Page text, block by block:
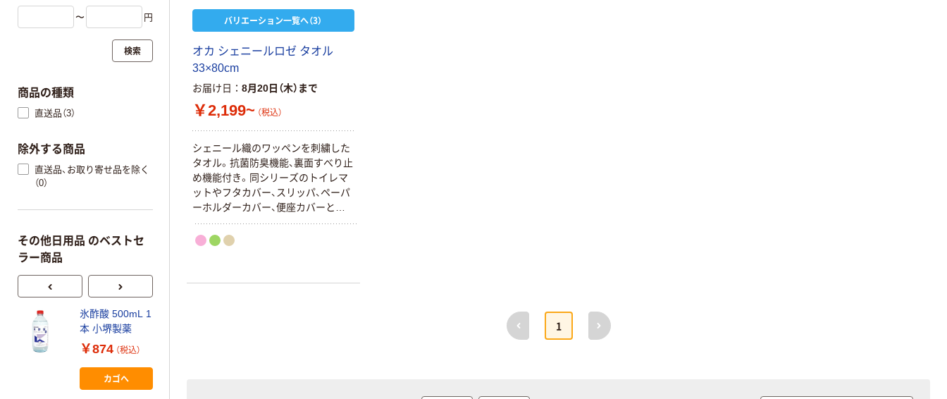
バリエーション一覧へ（3）
オカ シェニールロゼ タオル
33×80cm
お届け日 8月20日（木）まで
￥2,199~ （税込）
シェニール織のワッペンを刺繍した
タオル。抗菌防臭機能、裏面すべり止
め機能付き。同シリーズのトイレマ
ットやフタカバー、スリッパ、ペーパ
ーホルダーカバー、便座カバーと揃
えてご使用いただけます。
前へ
1
次へ
〜 円
検索
商品の種類
直送品（3）
除外する商品
直送品、お取り寄せ品を除く
（0）
その他日用品 のベストセ
ラー商品
氷酢酸 500mL 1
本 小堺製薬
￥874 （税込）
カゴへ